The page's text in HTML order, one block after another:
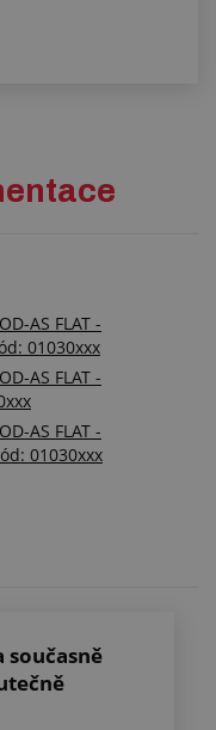
AS FLAT -
01030xxx
AS FLAT -
AS FLAT -
01030xxx